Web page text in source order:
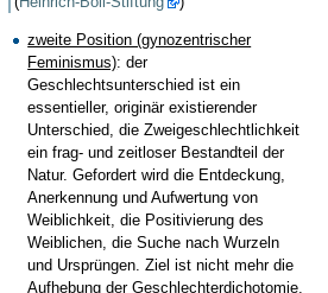
zweite Position (gynozentrischer
Feminismus): der
Geschlechtsunterschied ist ein
essentieller, originär existierender
Unterschied, die Zweigeschlechtlichkeit
ein frag- und zeitloser Bestandteil der
Natur. Gefordert wird die Entdeckung,
Anerkennung und Aufwertung von
Weiblichkeit, die Positivierung des
Weiblichen, die Suche nach Wurzeln
und Ursprüngen. Ziel ist nicht mehr die
Aufhebung der Geschlechterdichotomie,